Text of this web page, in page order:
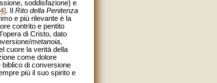
soddisfazione) e
. Il Rito della Penitenza
e più rilevante è la
contrito e pentito
di Cristo, dato
metanoia,
cuore la verità della
come dolore
di conversione
più il suo spirito e